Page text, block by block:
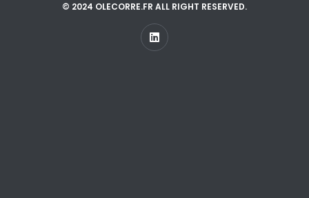
© 2024 OLECORRE.FR ALL RIGHT RESERVED.